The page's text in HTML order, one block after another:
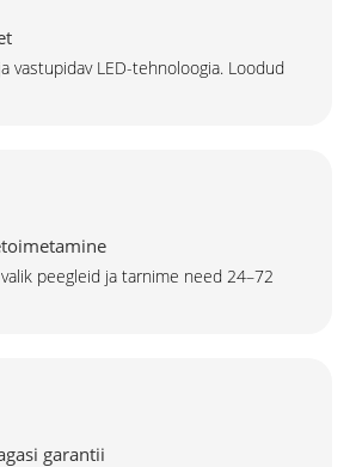
vastupidav LED-tehnoloogia. Loodud
peegleid ja tarnime need 24–72
garantii